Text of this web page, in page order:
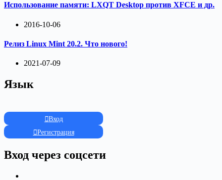
Использование памяти: LXQT Desktop против XFCE и др.
2016-10-06
Релиз Linux Mint 20.2. Что нового!
2021-07-09
Язык
Вход
Регистрация
Вход через соцсети